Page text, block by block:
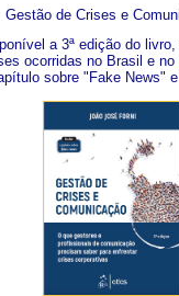
Gestão de Crises e
a 3ª edição do
ocorridas no Brasil e
sobre "Fake News"